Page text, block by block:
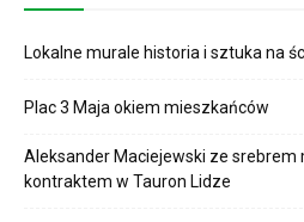
Lokalne murale historia i sztuka na
Plac 3 Maja okiem mieszkańców
Aleksander Maciejewski ze srebrem
kontraktem w Tauron Lidze